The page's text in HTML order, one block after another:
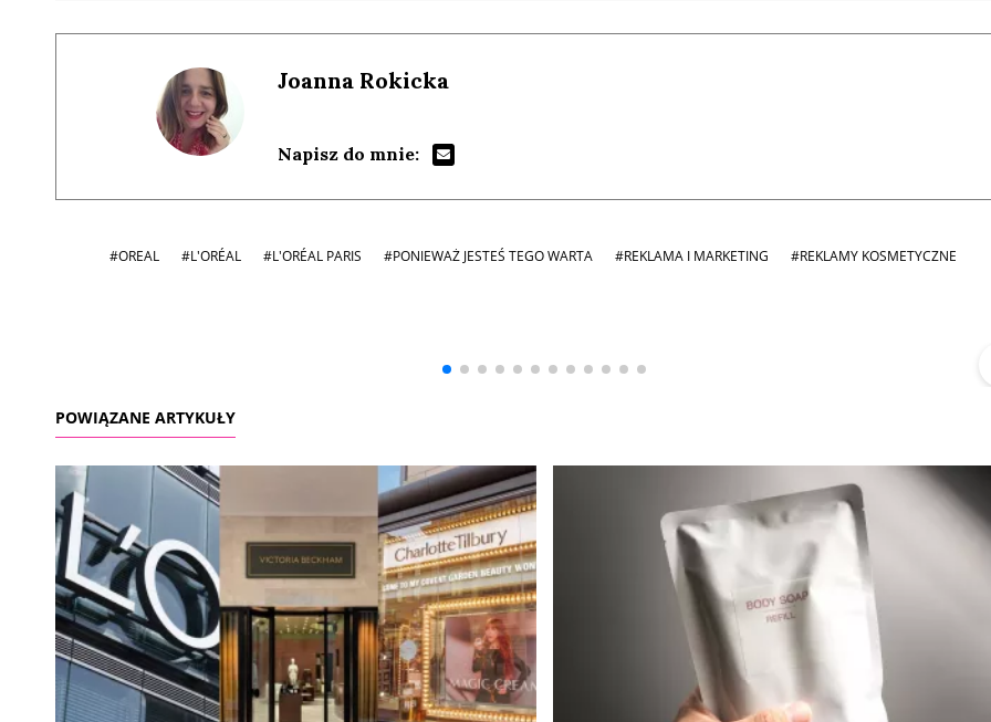
Joanna Rokicka
Napisz do mnie:
#OREAL #L'ORÉAL #L'ORÉAL PARIS #PONIEWAŻ JESTEŚ TEGO WARTA #REKLAMA I MARKETING #REKLAMY KOSMETYCZNE
POWIĄZANE ARTYKUŁY